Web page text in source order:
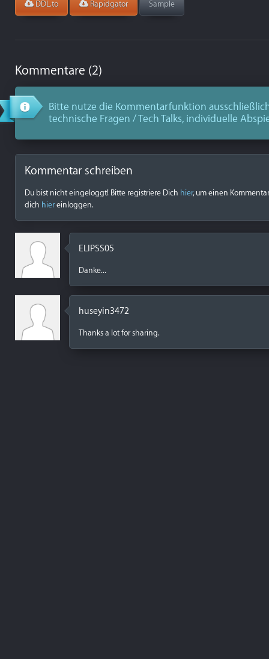
DDL.to Rapidgator Sample
Kommentare (2)
Bitte nutze die Kommentarfunktion
technische Fragen / Tech Talks, individuelle
Kommentar schreiben
Du bist nicht eingeloggt! Bitte registriere Dich hier, um einen
dich hiereinloggen.
ELIPSS05
Danke...
huseyin3472
Thanks a lot for sharing.